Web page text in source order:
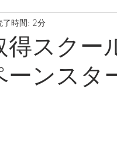
得スクー
ンスタ
了時間: 2分